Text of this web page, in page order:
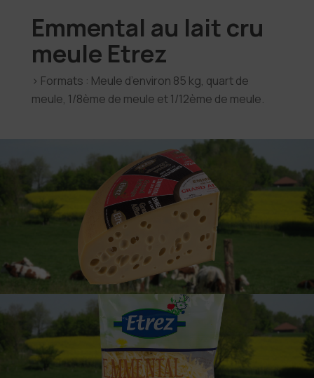
Emmental au lait cru
meule Etrez
› Formats : Meule d’environ 85 kg, quart de
meule, 1/8ème de meule et 1/12ème de meule.